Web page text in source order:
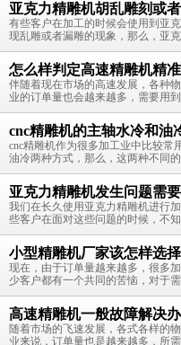
亚克力精雕机胡乱雕刻或
有些客户在加工的时候会使用到亚
现乱雕或者漏雕的现象，那么，亚
怎么样判定高速精雕机精
伴随着现在市场的高速发展，各种
业的订单量也会越来越多，需要用
cnc精雕机的主轴水冷和油
cnc精雕机作为很多加工业中比较常
油冷两种方式，那么，这两种不同
亚克力精雕机发生问题需
我们在长久使用亚克力精雕机进行
些客户在面对这些问题的时候，不
小型精雕机厂家该怎样选
现在，由于订单量越来越多，很多
少客户都有一个共同的苦恼，对于
高速精雕机一般故障解决
随着市场的飞速发展，各式各样的
业来说，订单量也是越来越多，所